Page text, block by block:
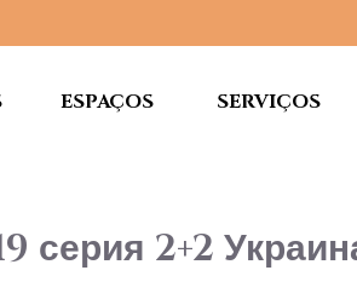
ESPAÇOS SERVIÇOS
серия 2+2